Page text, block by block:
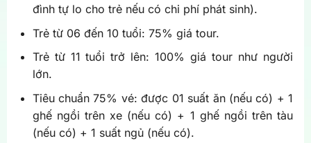
đình tự lo cho trẻ nếu có chi phí phát sinh).
Trẻ từ 06 đến 10 tuổi: 75% giá tour.
Trẻ từ 11 tuổi trở lên: 100% giá tour như người
lớn.
Tiêu chuẩn 75% vé: được 01 suất ăn (nếu có) + 1
ghế ngồi trên xe (nếu có) + 1 ghế ngồi trên tàu
(nếu có) + 1 suất ngủ (nếu có).